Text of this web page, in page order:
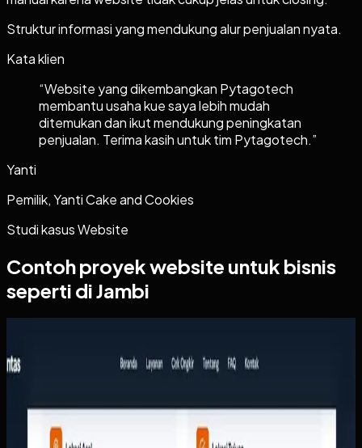
Struktur informasi yang mendukung alur penjualan nyata.
Kata klien
“Website yang dikembangkan Pytagotech
membantu usaha kue saya lebih mudah
ditemukan dan ikut mendukung peningkatan
penjualan. Terima kasih untuk tim Pytagotech.”
Yanti
Pemilik, Yanti Cake and Cookies
Studi kasusWebsite
Contoh proyekwebsite untuk bisnis
seperti di Jambi
Arthalintas
Sebelumnya